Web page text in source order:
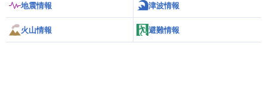
地震情報 津波情報
火山情報 避難情報